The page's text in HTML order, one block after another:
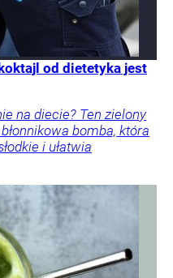
od dietetyka jest
na diecie? Ten zielony
bomba, która
i ułatwia